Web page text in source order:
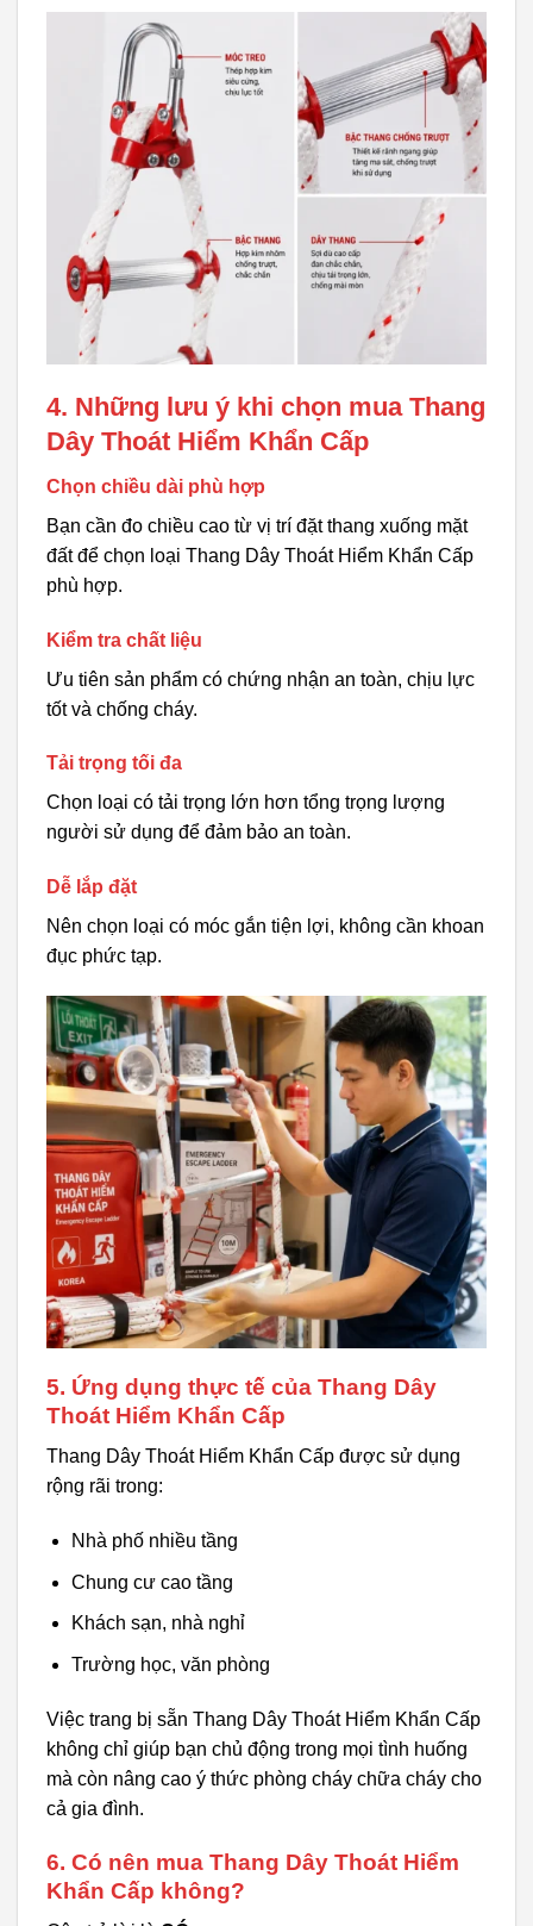
4. Những lưu ý khi chọn mua Thang
Dây Thoát Hiểm Khẩn Cấp
Chọn chiều dài phù hợp
Bạn cần đo chiều cao từ vị trí đặt thang xuống mặt
đất để chọn loại Thang Dây Thoát Hiểm Khẩn Cấp
phù hợp.
Kiểm tra chất liệu
Ưu tiên sản phẩm có chứng nhận an toàn, chịu lực
tốt và chống cháy.
Tải trọng tối đa
Chọn loại có tải trọng lớn hơn tổng trọng lượng
người sử dụng để đảm bảo an toàn.
Dễ lắp đặt
Nên chọn loại có móc gắn tiện lợi, không cần khoan
đục phức tạp.
5. Ứng dụng thực tế của Thang Dây
Thoát Hiểm Khẩn Cấp
Thang Dây Thoát Hiểm Khẩn Cấp được sử dụng
rộng rãi trong:
Nhà phố nhiều tầng
Chung cư cao tầng
Khách sạn, nhà nghỉ
Trường học, văn phòng
Việc trang bị sẵn Thang Dây Thoát Hiểm Khẩn Cấp
không chỉ giúp bạn chủ động trong mọi tình huống
mà còn nâng cao ý thức phòng cháy chữa cháy cho
cả gia đình.
6. Có nên mua Thang Dây Thoát Hiểm
Khẩn Cấp không?